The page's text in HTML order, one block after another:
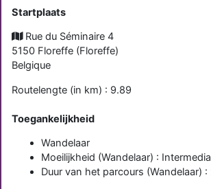
Startplaats
Rue du Séminaire 4
5150 Floreffe(Floreffe)
Belgique
Routelengte (in km) : 9.89
Toegankelijkheid
Wandelaar
Moeilijkheid (Wandelaar) :
Duur van het parcours (Wandelaar)